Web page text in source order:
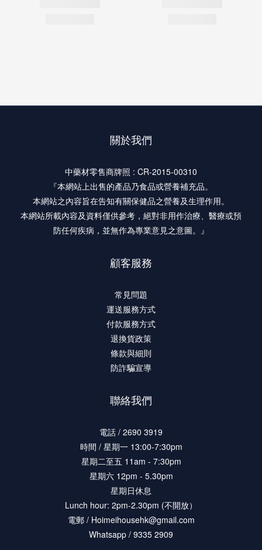
關於我們
中藥材零售商牌照 : CR-2015-00310
『本網站上出售的產品乃食品或營養補充品。
本網站之內容旨在告知有關保健品之營養及生理作用。
本網站所載內容及資料僅供參考，絕對非用作治療、醫療或預
防任何疾病，並無作為專業意見之意圖。』
顧客服務
常見問題
運送服務方式
付款服務方式
退換貨政策
條款與細則
防詐騙宣導
聯絡我們
電話 / 2690 3919
時間 / 星期一 13:00-7:30pm
星期二至五 11am - 7:30pm
星期六 12pm - 5.30pm
星期日休息
Lunch hour: 2pm-2.30pm (不開放）
電郵 / Hoimeihousehk@gmail.com
Whatsapp / 9335 2909